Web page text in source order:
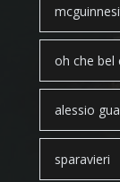
oh che bel
alessio
sparavieri